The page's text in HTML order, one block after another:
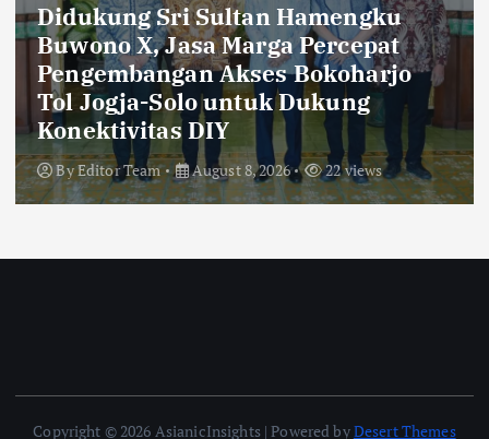
Hamengku
Percepat
Bokoharjo
Dukung
8, 2026 22 views
Indonesia
Bukti
Jasa Marga
6th TJSL &
ByEditor Team
Copyright © 2026 AsianicInsights | Powered byDesert Themes